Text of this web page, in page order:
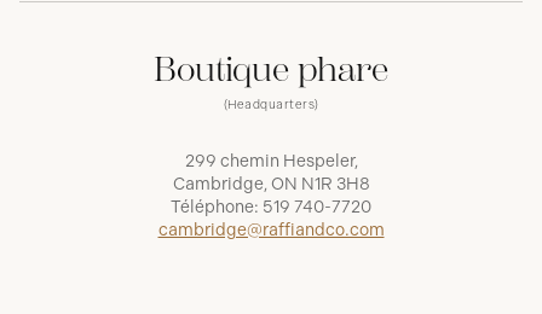
Boutique phare
(Headquarters)
299 chemin Hespeler,
Cambridge, ON N1R 3H8
Téléphone: 519 740-7720
cambridge@raffiandco.com